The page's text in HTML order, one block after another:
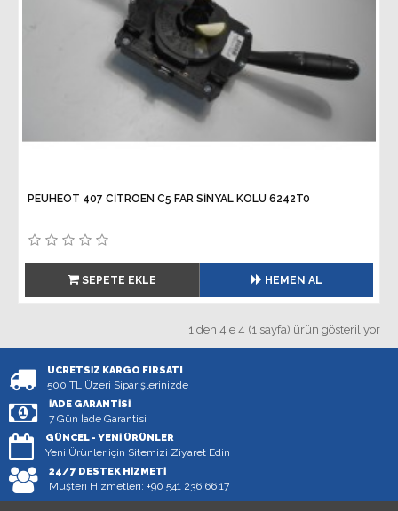
PEUHEOT 407 CİTROEN C5 FAR SİNYAL KOLU 6242T0
SEPETE EKLE HEMEN AL
1 den 4 e 4 (1 sayfa) ürün gösteriliyor
ÜCRETSIZ KARGO FIRSATI
500 TL Üzeri Siparişlerinizde
İADE GARANTISI
7 Gün İade Garantisi
GÜNCEL - YENI ÜRÜNLER
Yeni Ürünler için Sitemizi Ziyaret Edin
24/7 DESTEK HIZMETI
Müşteri Hizmetleri: +90 541 236 66 17